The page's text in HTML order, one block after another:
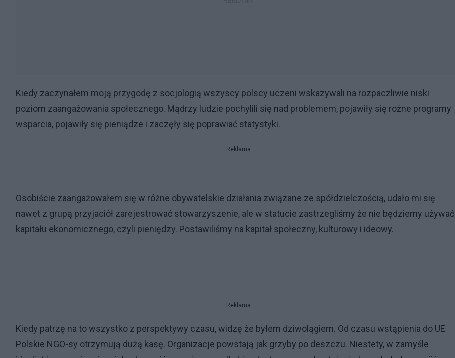
Kiedy zaczynałem moją przygodę z socjologią wszyscy polscy uczeni wskazywali na rozpaczliwie niski
poziom zaangażowania społecznego. Mądrzy ludzie pochylili się nad problemem, pojawiły się rożne programy
wsparcia, pojawiły się pieniądze i zaczęły się poprawiać statystyki.
Reklama
Osobiście zaangażowałem się w różne obywatelskie działania związane ze spółdzielczością, udało mi się
nawet z grupą przyjaciół zarejestrować stowarzyszenie, ale w statucie zastrzegliśmy że nie będziemy używać
kapitału ekonomicznego, czyli pieniędzy. Postawiliśmy na kapitał społeczny, kulturowy i ideowy.
Reklama
Kiedy patrzę na to wszystko z perspektywy czasu, widzę że byłem dziwolągiem. Od czasu wstąpienia do UE
Polskie NGO-sy otrzymują dużą kasę. Organizacje powstają jak grzyby po deszczu. Niestety, w zamyśle